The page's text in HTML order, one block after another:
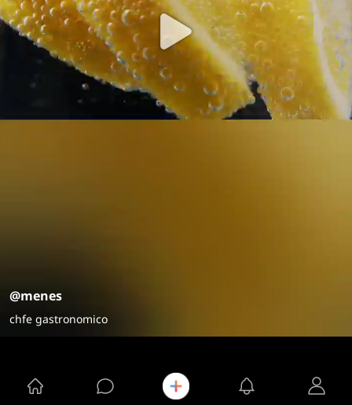
@menes
chfe gastronomico